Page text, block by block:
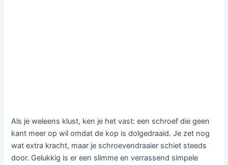
Als je weleens klust, ken je het vast: een schroef die geen
kant meer op wil omdat de kop is dolgedraaid. Je zet nog
wat extra kracht, maar je schroevendraaier schiet steeds
door. Gelukkig is er een slimme en verrassend simpele